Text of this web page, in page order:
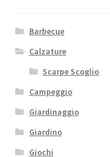
Barbecue
Calzature
Scarpe Scoglio
Campeggio
Giardinaggio
Giardino
Giochi